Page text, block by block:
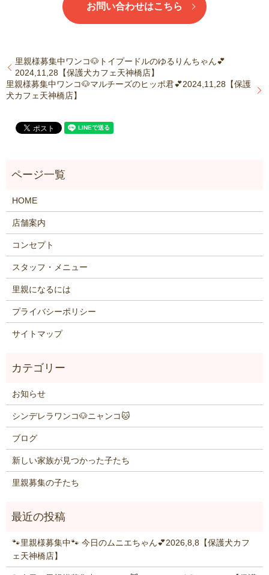
お問い合わせはこちら
里親様募集中ワンコ🐶トイプードルのゆるりんちゃん💕
2024,11,28【保護犬カフェ天神橋店】
里親様募集中ワンコ🐶マルチーズのヒッポ君💕2024,11,28【保護
犬カフェ天神橋店】
HOME
店舗案内
コンセプト
スタッフ・メニュー
里親になるには
プライバシーポリシー
サイトマップ
お知らせ
シンデレラワンコ🐶ニャンコ🐱
ブログ
新しい家族が見つかった子たち
里親募集の子たち
🐾里親様募集中🐾 今日のムニエちゃん💕2026,8,8【保護犬カフ
ェ天神橋店】